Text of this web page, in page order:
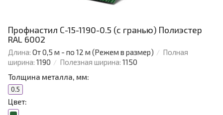
Профнастил С-15-1190-0.5 (с гранью) Полиэстер
RAL 6002
Длина: От 0,5 м - по 12 м (Режем в размер)
Полная
ширина: 1190 Полезная ширина: 1150
Толщина металла, мм:
0.5
Цвет: